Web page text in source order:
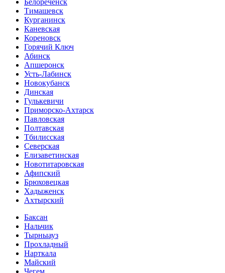
Тимашевск
Курганинск
Каневская
Кореновск
Горячий Ключ
Абинск
Апшеронск
Усть-Лабинск
Новокубанск
Динская
Гулькевичи
Приморско-Ахтарск
Павловская
Полтавская
Тбилисская
Северская
Елизаветинская
Новотитаровская
Афипский
Брюховецкая
Хадыженск
Ахтырский
Баксан
Нальчик
Тырныауз
Прохладный
Нарткала
Майский
Чегем